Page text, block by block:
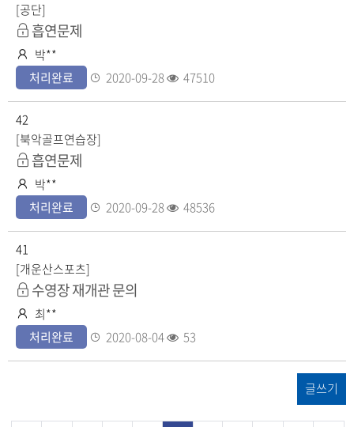
[공단]
공
개
흡연문제
작
성
자
박**
처리완료
등
2020-09-28
조
47510
42
[북악골프연습장]
공
개
흡연문제
작
성
자
박**
처리완료
등
2020-09-28
조
48536
41
[개운산스포츠]
비
공
개
수영장 재개관 문의
작
성
자
최**
처리완료
등
2020-08-04
조
53
글쓰기